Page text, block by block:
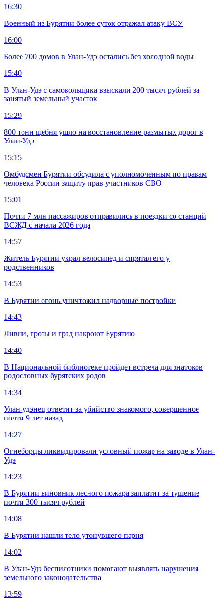
16:30
Военный из Бурятии более суток отражал атаку ВСУ
16:00
Более 700 домов в Улан-Удэ остались без холодной воды
15:40
В Улан-Удэ с самовольщика взыскали 200 тысяч рублей за
занятый земельный участок
15:29
800 тонн щебня ушло на восстановление размытых дорог в
Улан-Удэ
15:15
Омбудсмен Бурятии обсудила с уполномоченным по правам
человека России защиту прав участников СВО
15:01
Почти 7 млн пассажиров отправились в поездки со станций
ВСЖД с начала 2026 года
14:57
Житель Бурятии украл велосипед и спрятал его у
родственников
14:53
В Бурятии огонь уничтожил надворные постройки
14:43
Ливни, грозы и град накроют Бурятию
14:40
В Национальной библиотеке пройдет встреча для знатоков
родословных бурятских родов
14:34
Улан-удэнец ответит за убийство знакомого, совершенное
почти 9 лет назад
14:27
Огнеборцы ликвидировали условный пожар на заводе в Улан-
Удэ
14:23
В Бурятии виновник лесного пожара заплатит за тушение
почти 300 тысяч рублей
14:08
В Бурятии нашли тело утонувшего парня
14:02
В Улан-Удэ беспилотники помогают выявлять нарушения
земельного законодательства
13:59